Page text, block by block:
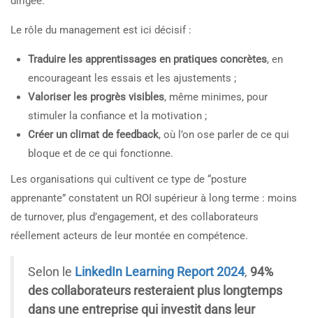
Le rôle du management est ici décisif :
Traduire les apprentissages en pratiques concrètes, en
encourageant les essais et les ajustements ;
Valoriser les progrès visibles, même minimes, pour
stimuler la confiance et la motivation ;
Créer un climat de feedback, où l’on ose parler de ce qui
bloque et de ce qui fonctionne.
Les organisations qui cultivent ce type de “posture
apprenante” constatent un ROI supérieur à long terme : moins
de turnover, plus d’engagement, et des collaborateurs
réellement acteurs de leur montée en compétence.
Selon le LinkedIn Learning Report 2024, 94%
des collaborateurs resteraient plus longtemps
dans une entreprise qui investit dans leur